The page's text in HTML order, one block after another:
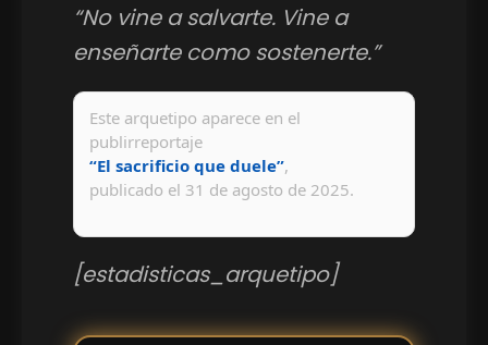
“No vine a salvarte. Vine a
enseñarte como sostenerte.”
Este arquetipo aparece en el
publirreportaje
“El sacrificio que duele”,
publicado el 31 de agosto de 2025.
[estadisticas_arquetipo]